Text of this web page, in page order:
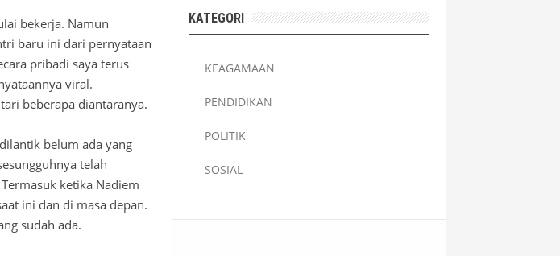
bekerja. Namun
baru ini dari pernyataan
pribadi saya terus
viral.
beberapa diantaranya.
belum ada yang
telah
ketika Nadiem
ini dan di masa depan.
sudah ada.
KATEGORI
KEAGAMAAN
PENDIDIKAN
POLITIK
SOSIAL